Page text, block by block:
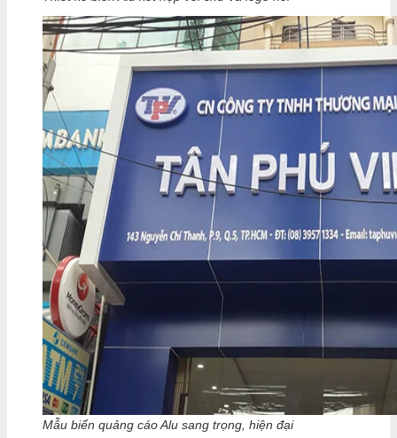
Mẫu biển quảng cáo Alu sang trọng, hiện đại